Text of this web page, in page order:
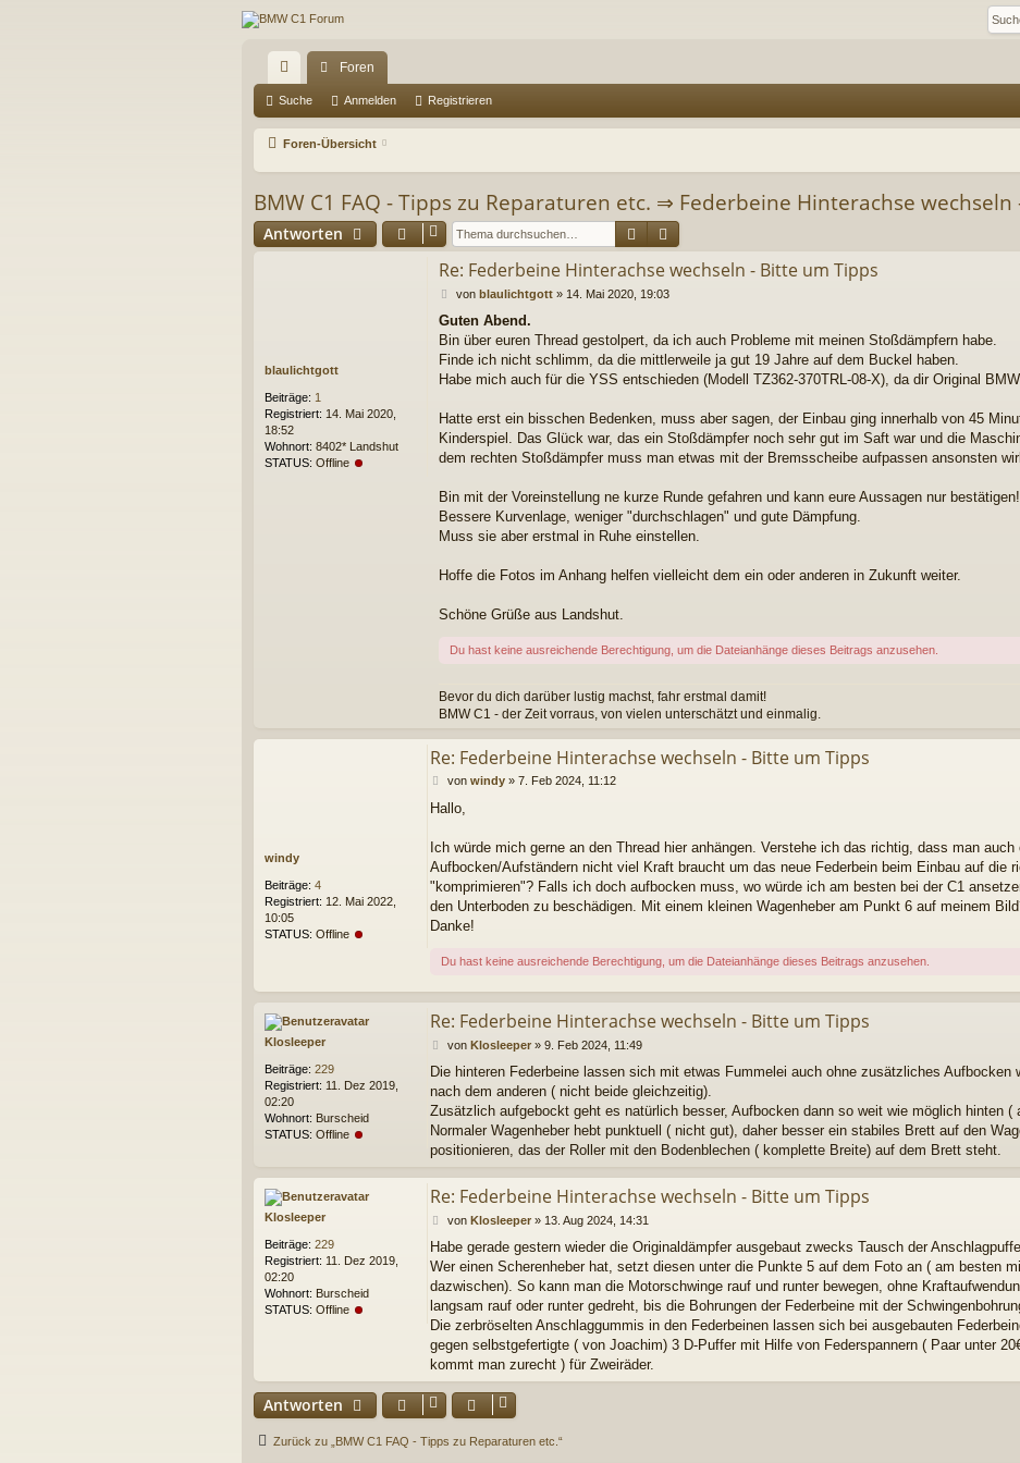
ch
ne
ug
riff
Foren
Suche Anmelden Registrieren
Foren-Übersicht
BMW C1 FAQ - Tipps zu Reparaturen etc. ⇒ Federbeine Hinterachse
Antworten Suche
blaulichtgott
Beiträge: 1
Registriert: 14. Mai 2020,
18:52
Wohnort: 8402* Landshut
STATUS: Offline
Re: Federbeine Hinterachse wechseln - Bitte um Tipps
B
i
t
r
a
von blaulichtgott» 14. Mai 2020, 19:03
Guten Abend.
Bin über euren Thread gestolpert, da ich auch Probleme mit meinen Stoßdämpfern habe.
Finde ich nicht schlimm, da die mittlerweile ja gut 19 Jahre auf dem Buckel haben.
Habe mich auch für die YSS entschieden (Modell TZ362-370TRL-08-X), da dir Original
Hatte erst ein bisschen Bedenken, muss aber sagen, der Einbau ging innerhalb von 45
Kinderspiel. Das Glück war, das ein Stoßdämpfer noch sehr gut im Saft war und die
dem rechten Stoßdämpfer muss man etwas mit der Bremsscheibe aufpassen ansonsten
Bin mit der Voreinstellung ne kurze Runde gefahren und kann eure Aussagen nur bestätigen!
Bessere Kurvenlage, weniger "durchschlagen" und gute Dämpfung.
Muss sie aber erstmal in Ruhe einstellen.
Hoffe die Fotos im Anhang helfen vielleicht dem ein oder anderen in Zukunft weiter.
Schöne Grüße aus Landshut.
Du hast keine ausreichende Berechtigung, um die Dateianhänge dieses Beitrags anzusehen.
Bevor du dich darüber lustig machst, fahr erstmal damit!
BMW C1 - der Zeit vorraus, von vielen unterschätzt und einmalig.
windy
Beiträge: 4
Registriert: 12. Mai 2022,
10:05
STATUS: Offline
Re: Federbeine Hinterachse wechseln - Bitte um Tipps
B
i
r
a
von windy» 7. Feb 2024, 11:12
Hallo,
Ich würde mich gerne an den Thread hier anhängen. Verstehe ich das richtig, dass man auch
Aufbocken/Aufständern nicht viel Kraft braucht um das neue Federbein beim Einbau auf die
"komprimieren"? Falls ich doch aufbocken muss, wo würde ich am besten bei der C1
den Unterboden zu beschädigen. Mit einem kleinen Wagenheber am Punkt 6 auf meinem
Danke!
Du hast keine ausreichende Berechtigung, um die Dateianhänge dieses Beitrags anzusehen.
Klosleeper
Beiträge: 229
Registriert: 11. Dez 2019,
02:20
Wohnort: Burscheid
STATUS: Offline
Re: Federbeine Hinterachse wechseln - Bitte um Tipps
B
i
t
r
a
von Klosleeper» 9. Feb 2024, 11:49
Die hinteren Federbeine lassen sich mit etwas Fummelei auch ohne zusätzliches Aufbocken
nach dem anderen ( nicht beide gleichzeitig).
Zusätzlich aufgebockt geht es natürlich besser, Aufbocken dann so weit wie möglich hinten (
Normaler Wagenheber hebt punktuell ( nicht gut), daher besser ein stabiles Brett auf den
positionieren, das der Roller mit den Bodenblechen ( komplette Breite) auf dem Brett steht.
Klosleeper
Beiträge: 229
Registriert: 11. Dez 2019,
02:20
Wohnort: Burscheid
STATUS: Offline
Re: Federbeine Hinterachse wechseln - Bitte um Tipps
B
i
t
r
a
von Klosleeper» 13. Aug 2024, 14:31
Habe gerade gestern wieder die Originaldämpfer ausgebaut zwecks Tausch der
Wer einen Scherenheber hat, setzt diesen unter die Punkte 5 auf dem Foto an ( am besten
dazwischen). So kann man die Motorschwinge rauf und runter bewegen, ohne
langsam rauf oder runter gedreht, bis die Bohrungen der Federbeine mit der
Die zerbröselten Anschlaggummis in den Federbeinen lassen sich bei ausgebauten
gegen selbstgefertigte ( von Joachim) 3 D-Puffer mit Hilfe von Federspannern ( Paar unter
kommt man zurecht ) für Zweiräder.
Antworten
Zurück zu „BMW C1 FAQ - Tipps zu Reparaturen etc.“